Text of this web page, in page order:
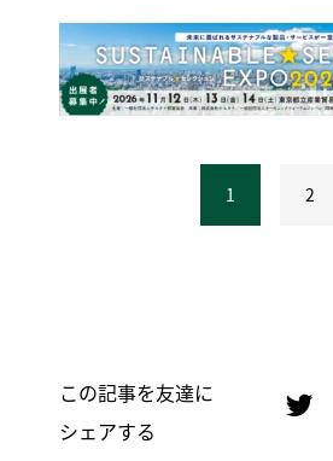
1 2
この記事を友達に
シェアする